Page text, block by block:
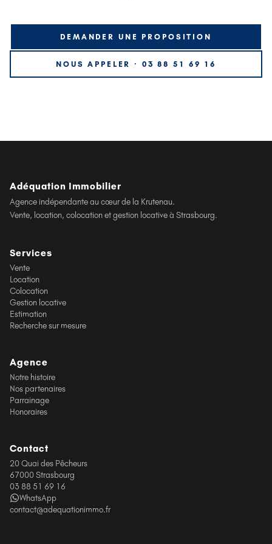
DEMANDER UNE PROPOSITION
NOUS APPELER · 03 88 51 69 16
Adéquation Immobilier
Agence indépendante au cœur de la Krutenau.
Vente, location, colocation et gestion locative à Strasbourg.
Services
Vente
Location
Colocation
Gestion locative
Estimation
Recherche sur mesure
Agence
Notre histoire
Nos partenaires
Parrainage
Honoraires
Contact
20 Quai des Pêcheurs
67000 Strasbourg
03 88 51 69 16
WhatsApp
contact@adequationimmo.fr